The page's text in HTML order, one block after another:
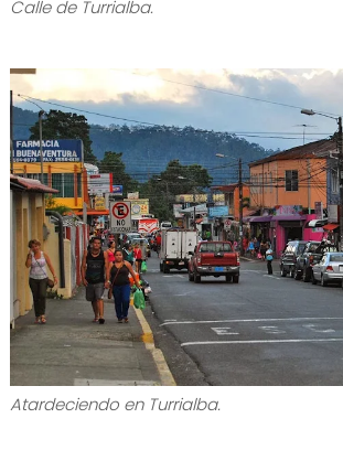
Calle de Turrialba.
Atardeciendo en Turrialba.